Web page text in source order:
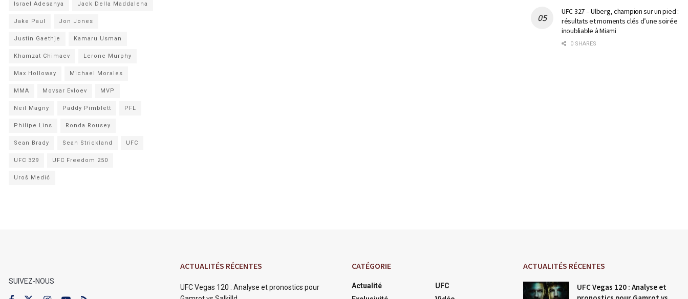
Israel Adesanya Jack Della Maddalena
Jake Paul Jon Jones
Justin Gaethje Kamaru Usman
Khamzat Chimaev Lerone Murphy
Max Holloway Michael Morales
MMA Movsar Evloev MVP
Neil Magny Paddy Pimblett PFL
Philipe Lins Ronda Rousey
Sean Brady Sean Strickland UFC
UFC 329 UFC Freedom 250
Uroš Medić
UFC 327 – Ulberg, champion sur un pied :
résultats et moments clés d’une soirée
inoubliable à Miami
0 SHARES
SUIVEZ-NOUS
ACTUALITÉS RÉCENTES
UFC Vegas 120 : Analyse et pronostics pour
CATÉGORIE
Actualité
UFC
ACTUALITÉS RÉCENTES
UFC Vegas 120 : Analyse et